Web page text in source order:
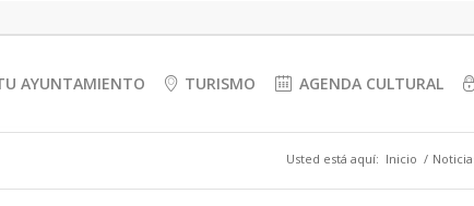
AYUNTAMIENTO TURISMO AGENDA CULTURAL
Usted está aquí: Inicio /